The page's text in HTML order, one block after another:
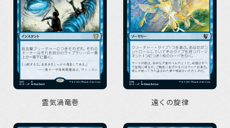
霊気渦竜巻 遠くの旋律